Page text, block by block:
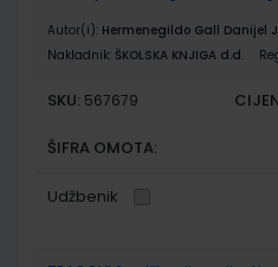
Autor(i): Hermenegildo Gall Danijel
Nakladnik: ŠKOLSKA KNJIGA d.d.
SKU: 567679
ŠIFRA OMOTA:
Udžbenik